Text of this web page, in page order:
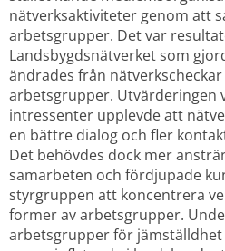
nätverksaktiviteter genom att
arbetsgrupper. Det var
Landsbygdsnätverket som
ändrades från
arbetsgrupper. Utvärderingen
intressenter upplevde att
en bättre dialog och fler
Det behövdes dock mer
samarbeten och fördjupade
styrgruppen att koncentrera
former av arbetsgrupper.
arbetsgrupper för jämställdhet